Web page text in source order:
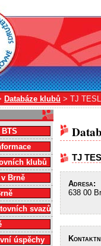
Databáze klubů > TJ
TJ
Adresa:
638 00
klubů
Brně
svazů
úspěchy